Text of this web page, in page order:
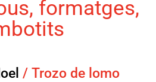
formatges,
/ Trozo de lomo